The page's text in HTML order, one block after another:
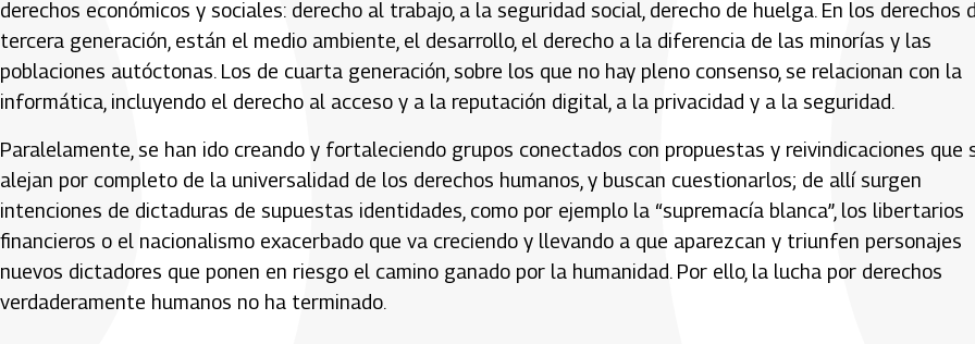
derechos económicos y sociales: derecho al trabajo, a la seguridad social, derecho de huelga. En los derechos
tercera generación, están el medio ambiente, el desarrollo, el derecho a la diferencia de las minorías y las
poblaciones autóctonas. Los de cuarta generación, sobre los que no hay pleno consenso, se relacionan con la
informática, incluyendo el derecho al acceso y a la reputación digital, a la privacidad y a la seguridad.
Paralelamente, se han ido creando y fortaleciendo grupos conectados con propuestas y reivindicaciones que
alejan por completo de la universalidad de los derechos humanos, y buscan cuestionarlos; de allí surgen
intenciones de dictaduras de supuestas identidades, como por ejemplo la “supremacía blanca”, los libertarios
financieros o el nacionalismo exacerbado que va creciendo y llevando a que aparezcan y triunfen personajes
nuevos dictadores que ponen en riesgo el camino ganado por la humanidad. Por ello, la lucha por derechos
verdaderamente humanos no ha terminado.